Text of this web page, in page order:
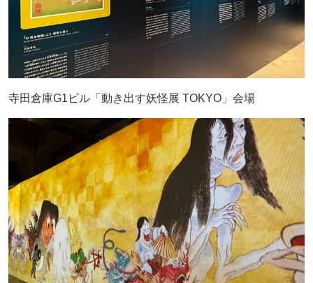
寺田倉庫G1ビル「動き出す妖怪展 TOKYO」会場